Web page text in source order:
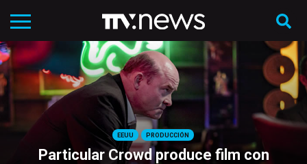
EEUU PRODUCCIÓN
Particular Crowd produce film con